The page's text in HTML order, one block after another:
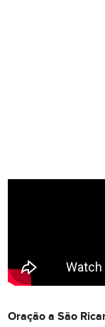
Oração a São